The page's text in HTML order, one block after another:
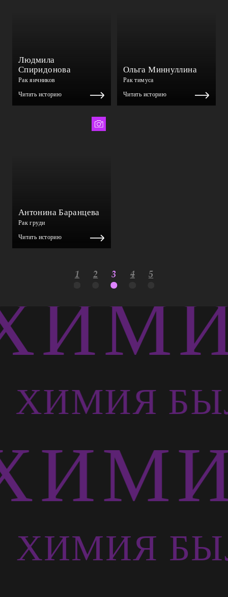
Людмила
Спиридонова
Рак яичников
Читать историю
Ольга Миннуллина
Рак тимуса
Читать историю
Тимур Биктимеров
Антонина Баранцева
Рак груди
Читать историю
1 2 3 4 5
ХИМИЯ
ХИМИЯ